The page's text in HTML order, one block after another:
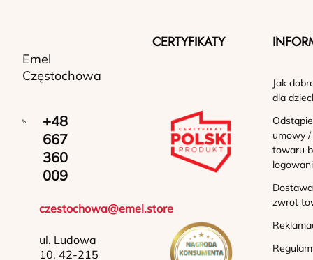
Emel
Częstochowa
+48
667
360
009
czestochowa@emel.store
ul. Ludowa
10, 42-215
CERTYFIKATY
Jak
dla
umowy
towaru
zwrot